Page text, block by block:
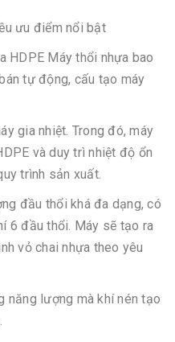
ưu điểm nổi bật
HDPE Máy thổi nhựa bao
tự động, cấu tạo máy
gia nhiệt. Trong đó, máy
và duy trì nhiệt độ ổn
trình sản xuất.
đầu thổi khá đa dạng, có
6 đầu thổi. Máy sẽ tạo ra
vỏ chai nhựa theo yêu
năng lượng mà khí nén tạo